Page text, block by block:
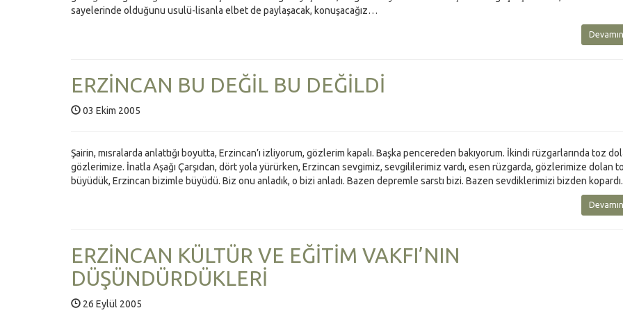
sayelerinde olduğunu usulü-lisanla elbet de paylaşacak, konuşacağız…
ERZİNCAN BU DEĞİL BU DEĞİLDİ
03 Ekim 2005
Şairin, mısralarda anlattığı boyutta, Erzincan’ı izliyorum, gözlerim kapalı. Başka pencereden bakıyorum. İkindi rüzgarlarında toz
gözlerimize. İnatla Aşağı Çarşıdan, dört yola yürürken, Erzincan sevgimiz, sevgililerimiz vardı, esen rüzgarda, gözlerimize dolan
büyüdük, Erzincan bizimle büyüdü. Biz onu anladık, o bizi anladı. Bazen depremle sarstı bizi. Bazen sevdiklerimizi bizden kopardı.
ERZİNCAN KÜLTÜR VE EĞİTİM VAKFI’NIN
DÜŞÜNDÜRDÜKLERİ
26 Eylül 2005